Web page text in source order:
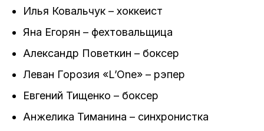
Илья Ковальчук – хоккеист
Яна Егорян – фехтовальщица
Александр Поветкин – боксер
Леван Горозия «L’One» – рэпер
Евгений Тищенко – боксер
Анжелика Тиманина – синхронистка